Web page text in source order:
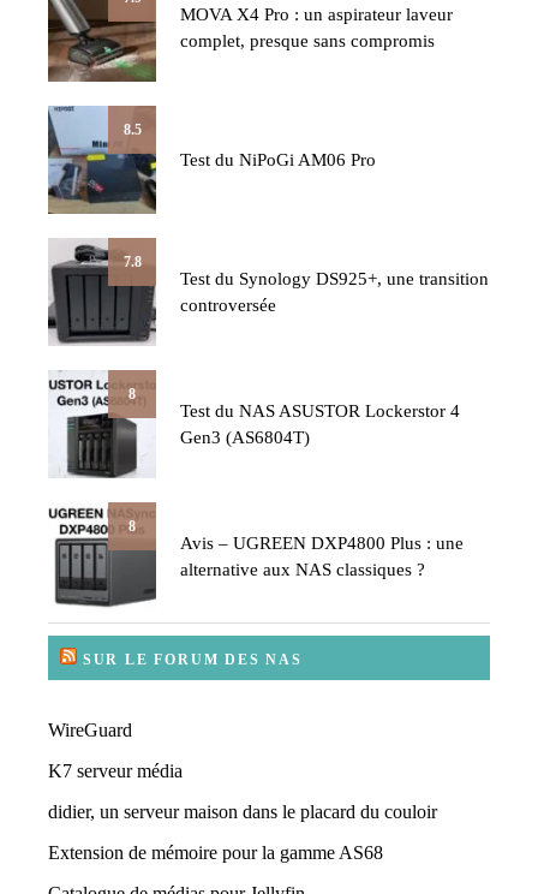
MOVA X4 Pro : un aspirateur laveur
complet, presque sans compromis
8.5
Test du NiPoGi AM06 Pro
7.8
Test du Synology DS925+, une transition
controversée
8
Test du NAS ASUSTOR Lockerstor 4
Gen3 (AS6804T)
8
Avis – UGREEN DXP4800 Plus : une
alternative aux NAS classiques ?
SUR LE FORUM DES NAS
WireGuard
K7 serveur média
didier, un serveur maison dans le placard du couloir
Extension de mémoire pour la gamme AS68